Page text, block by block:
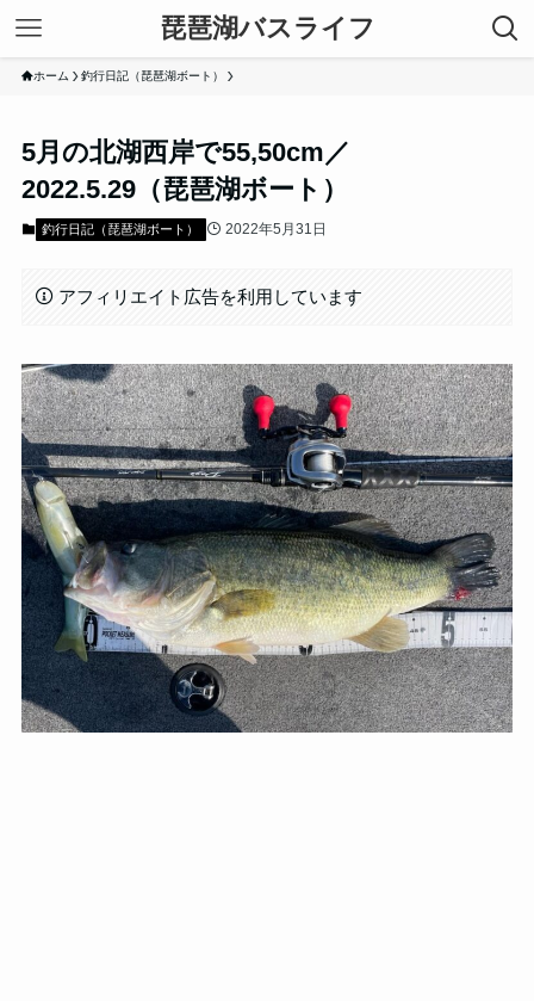
琵琶湖バスライフ
ホーム 釣行日記（琵琶湖ボート）
5月の北湖西岸で55,50cm／
2022.5.29（琵琶湖ボート）
釣行日記（琵琶湖ボート） 2022年5月31日
アフィリエイト広告を利用しています